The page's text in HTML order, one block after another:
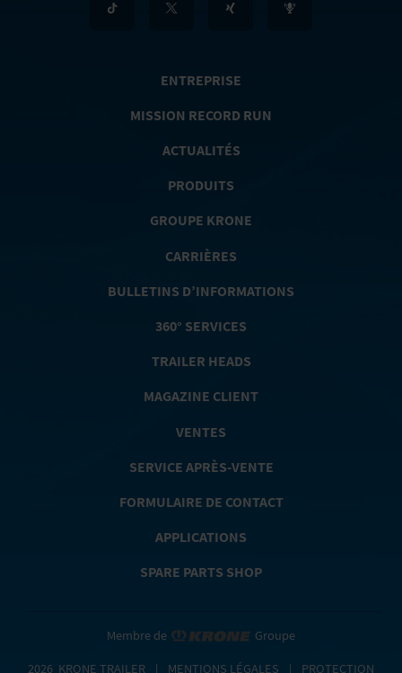
ENTREPRISE
MISSION RECORD RUN
ACTUALITÉS
PRODUITS
GROUPE KRONE
CARRIÈRES
BULLETINS D’INFORMATIONS
360° SERVICES
TRAILER HEADS
MAGAZINE CLIENT
VENTES
SERVICE APRÈS-VENTE
FORMULAIRE DE CONTACT
APPLICATIONS
SPARE PARTS SHOP
Membre de
Groupe
2026 KRONE TRAILER | MENTIONS LÉGALES | PROTECTION